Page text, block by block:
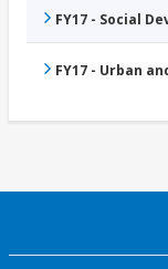
FY17 - Social
FY17 - Urban